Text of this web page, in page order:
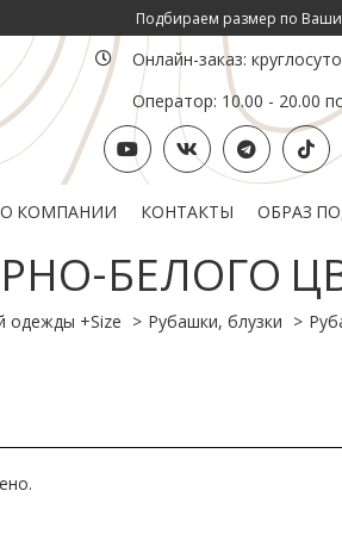
Подбираем размер по Вашим инд.
Онлайн-заказ:
Оператор: 10.00 - 20.00
О КОМПАНИИ КОНТАКТЫ ОБРАЗ
БЕЛОГО
одежды +Size Рубашки, блузки